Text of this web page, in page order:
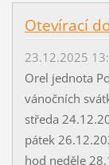
Otevírací
23.12.2025
Orel jednota
vánočních
středa
pátek
hod neděle